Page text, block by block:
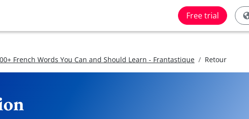
Free trial
French Words You Can and Should Learn - Frantastique Retour